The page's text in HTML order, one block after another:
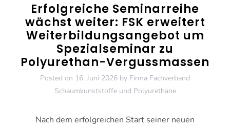
Erfolgreiche Seminarreihe
wächst weiter: FSK erweitert
Weiterbildungsangebot um
Spezialseminar zu
Polyurethan-Vergussmassen
Posted on 16. Juni 2026 by Firma Fachverband
Schaumkunststoffe und Polyurethane
Nach dem erfolgreichen Start seiner neuen